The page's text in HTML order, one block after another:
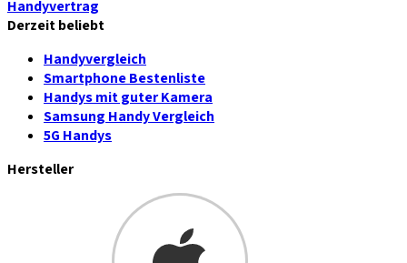
Handyvertrag
Derzeit beliebt
Handyvergleich
Smartphone Bestenliste
Handys mit guter Kamera
Samsung Handy Vergleich
5G Handys
Hersteller